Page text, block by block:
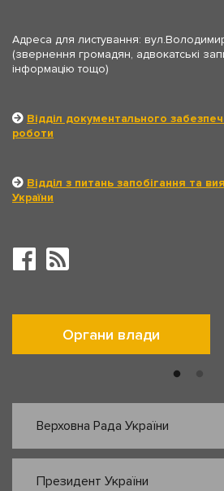
Адреса для листування:
(звернення громадян, адвокатські
інформацію тощо)
Відділ документального
роботи
Відділ з питань запобігання та
України
Органи влади
Верховна Рада України
Президент України